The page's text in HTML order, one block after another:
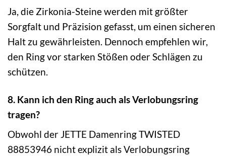
Ja, die Zirkonia-Steine werden mit größter
Sorgfalt und Präzision gefasst, um einen sicheren
Halt zu gewährleisten. Dennoch empfehlen wir,
den Ring vor starken Stößen oder Schlägen zu
schützen.
8. Kann ich den Ring auch als Verlobungsring
tragen?
Obwohl der JETTE Damenring TWISTED
88853946 nicht explizit als Verlobungsring